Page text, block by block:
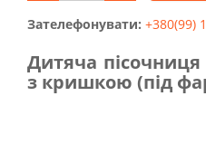
Зателефонувати: +380(99)
Дитяча
з кришкою (під